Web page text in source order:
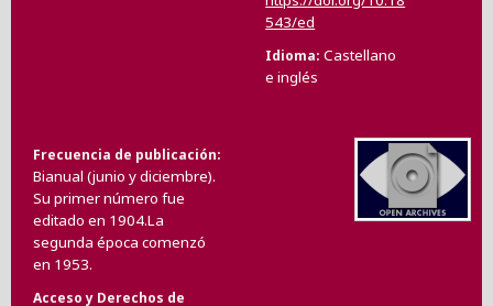
543/ed
Idioma Castellano
e inglés
Frecuencia de publicación
Bianual (junio y diciembre).
Su primer número fue
editado en 1904.La
segunda época comenzó
en 1953.
Acceso y Derechos de